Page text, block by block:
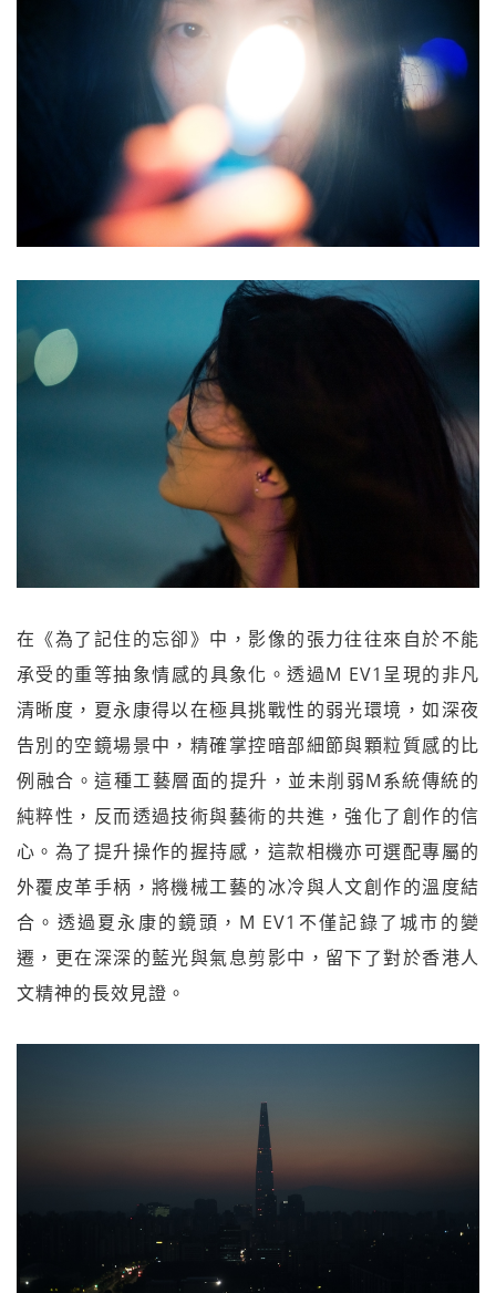
在《為了記住的忘卻》中，影像的張力往往來自於不能
承受的重等抽象情感的具象化。透過M EV1呈現的非凡
清晰度，夏永康得以在極具挑戰性的弱光環境，如深夜
告別的空鏡場景中，精確掌控暗部細節與顆粒質感的比
例融合。這種工藝層面的提升，並未削弱M系統傳統的
純粹性，反而透過技術與藝術的共進，強化了創作的信
心。為了提升操作的握持感，這款相機亦可選配專屬的
外覆皮革手柄，將機械工藝的冰冷與人文創作的溫度結
合。透過夏永康的鏡頭，M EV1不僅記錄了城市的變
遷，更在深深的藍光與氣息剪影中，留下了對於香港人
文精神的長效見證。